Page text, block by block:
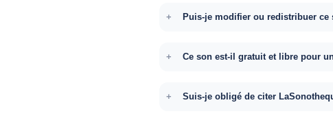
Puis-je modifier ou redistribuer ce
Ce son est-il gratuit et libre pour
Suis-je obligé de citer